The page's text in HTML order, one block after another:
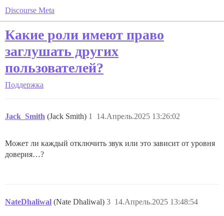
Discourse Meta
Какие роли имеют право
заглушать других
пользователей?
Поддержка
Jack_Smith (Jack Smith) 14.Апрель.2025 13:26:02
1
Может ли каждый отключить звук или это зависит от уровня
доверия…?
NateDhaliwal (Nate Dhaliwal) 14.Апрель.2025 13:48:54
3